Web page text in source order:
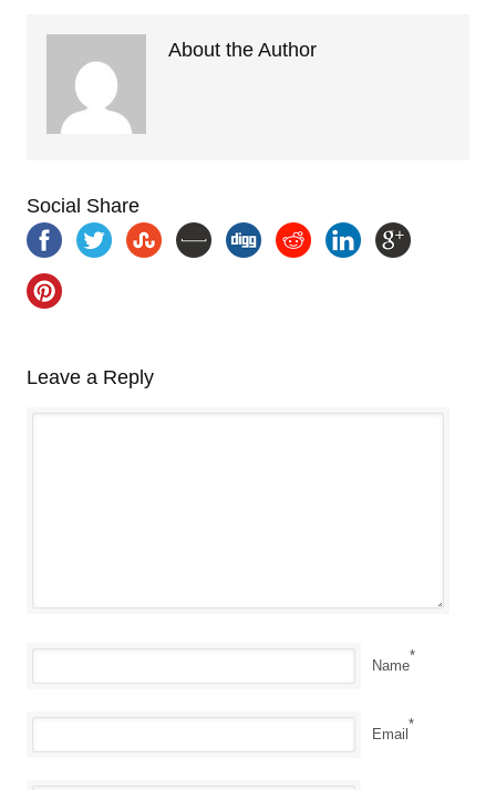
About the Author
Social Share
Leave a Reply
Name
*
Email
*